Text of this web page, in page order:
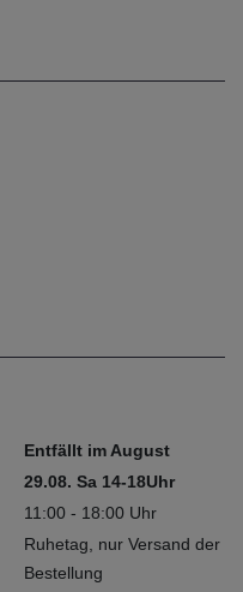
Entfällt im August
29.08. Sa 14-18Uhr
11:00 - 18:00 Uhr
Ruhetag, nur Versand der
Bestellung